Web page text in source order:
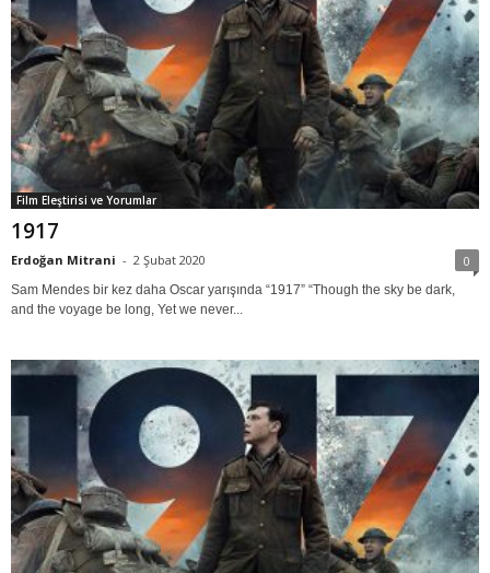
Film Eleştirisi ve Yorumlar
1917
Erdoğan Mitrani - 2 Şubat 2020 0
Sam Mendes bir kez daha Oscar yarışında “1917” “Though the sky be dark,
and the voyage be long, Yet we never...